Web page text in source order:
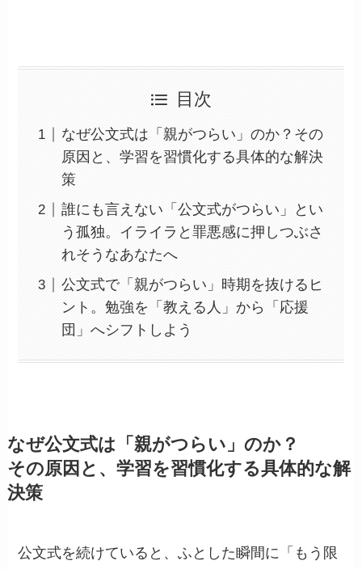
目次
なぜ公文式は「親がつらい」のか？その
原因と、学習を習慣化する具体的な解決
策
誰にも言えない「公文式がつらい」とい
う孤独。イライラと罪悪感に押しつぶさ
れそうなあなたへ
公文式で「親がつらい」時期を抜けるヒ
ント。勉強を「教える人」から「応援
団」へシフトしよう
なぜ公文式は「親がつらい」のか？
その原因と、学習を習慣化する具体的な解
決策
公文式を続けていると、ふとした瞬間に「もう限